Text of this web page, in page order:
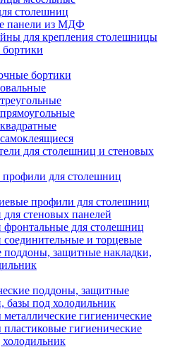
столешниц
панели из МДФ
для крепления столешницы
бортики
для столешниц и стеновых
для столешниц
профили для столешниц
стеновых панелей
для столешниц
и торцевые
поддоны, защитные накладки,
поддоны, защитные
базы под холодильник
гигиенические
гигиенические